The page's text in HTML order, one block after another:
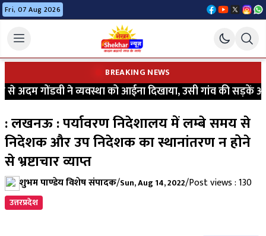
Fri, 07 Aug 2026
BREAKING NEWS
अदम गोंडवी ने व्यवस्था को आईना दिखाया, उसी गांव की सड़कें
: लखनऊ : पर्यावरण निदेशालय में लम्बे समय से
निदेशक और उप निदेशक का स्थानांतरण न होने
से भ्रष्टाचार व्याप्त
शुभम पाण्डेय विशेष संपादक/Sun, Aug 14, 2022/Post views : 130
उत्तरप्रदेश